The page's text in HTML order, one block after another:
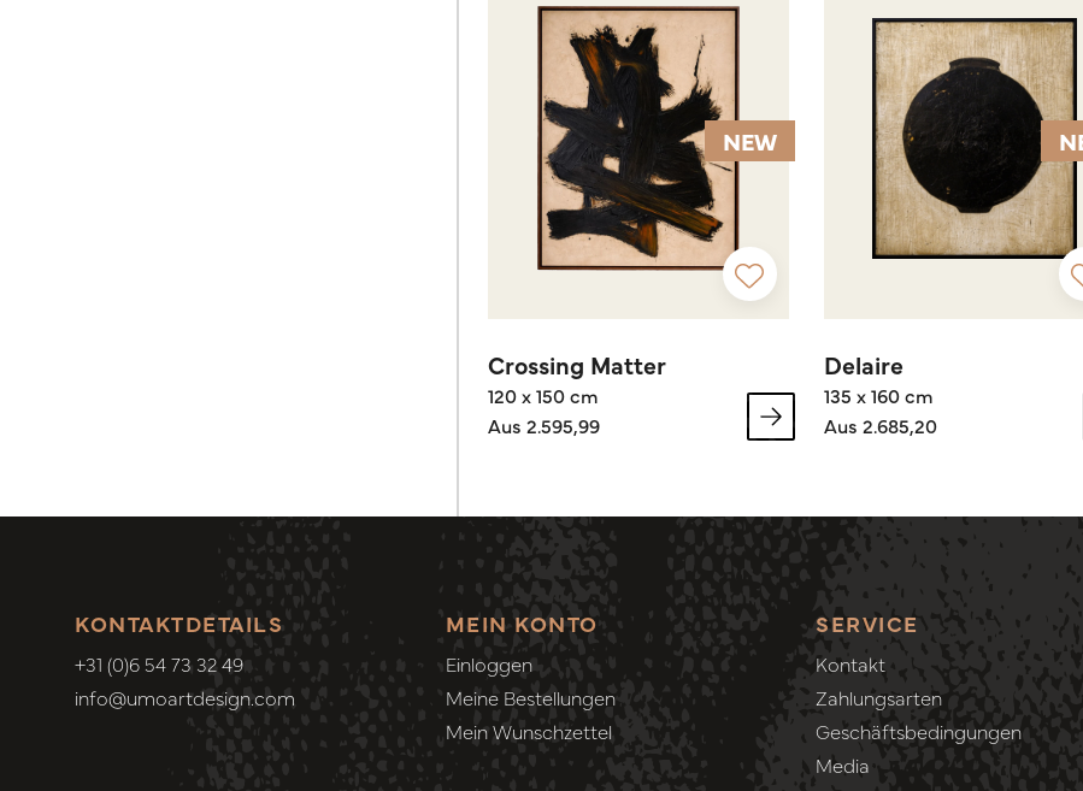
NEW
Crossing Matter
120 x 150 cm
Aus 2.595,99
Delaire
135 x 160 cm
Aus 2.685,20
KONTAKTDETAILS
+31 (0)6 54 73 32 49
info@umoartdesign.com
MEIN KONTO
Einloggen
Meine Bestellungen
Mein Wunschzettel
SERVICE
Kontakt
Zahlungsarten
Geschäftsbedingungen
Media